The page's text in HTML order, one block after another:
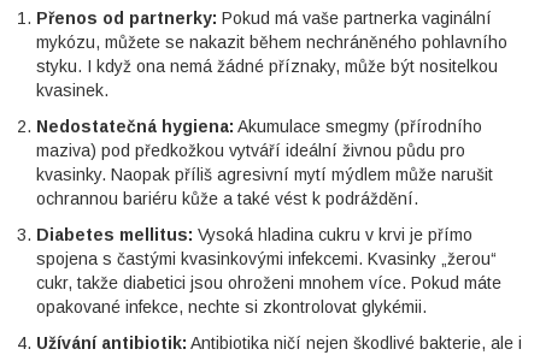
Přenos od partnerky: Pokud má vaše partnerka vaginální
mykózu, můžete se nakazit během nechráněného pohlavního
styku. I když ona nemá žádné příznaky, může být nositelkou
kvasinek.
Nedostatečná hygiena: Akumulace smegmy (přírodního
maziva) pod předkožkou vytváří ideální živnou půdu pro
kvasinky. Naopak příliš agresivní mytí mýdlem může narušit
ochrannou bariéru kůže a také vést k podráždění.
Diabetes mellitus: Vysoká hladina cukru v krvi je přímo
spojena s častými kvasinkovými infekcemi. Kvasinky „žerou“
cukr, takže diabetici jsou ohroženi mnohem více. Pokud máte
opakované infekce, nechte si zkontrolovat glykémii.
Užívání antibiotik: Antibiotika ničí nejen škodlivé bakterie, ale i